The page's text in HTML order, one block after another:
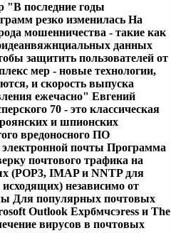
"В последние годы
резко изменилась На
мошенничества - такие как
данных
защитить пользователей от
мер - новые технологии,
и скорость выпуска
ежечасно" Евгений
70 - это классическая
и шпионских
вредоносного ПО
почты Программа
почтового трафика на
(POP3, IMAP и NNTP для
независимо от
Для популярных почтовых
Outlook Expбмчсэress и The
вирусов в почтовых